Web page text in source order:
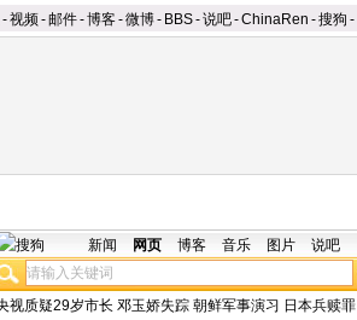
-视频-邮件-博客-微博- BBS-说吧-ChinaRen -搜狗 -
新闻 网页 博客 音乐 图片 说吧
视质疑29岁市长 邓玉娇失踪 朝鲜军事演习 日本兵赎罪